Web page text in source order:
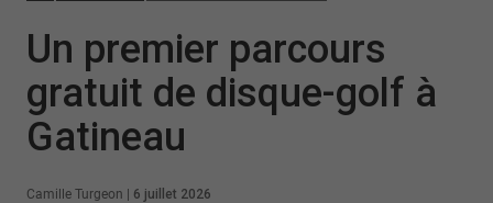
Un premier parcours
gratuit de disque-golf à
Gatineau
Camille Turgeon 6 juillet 2026